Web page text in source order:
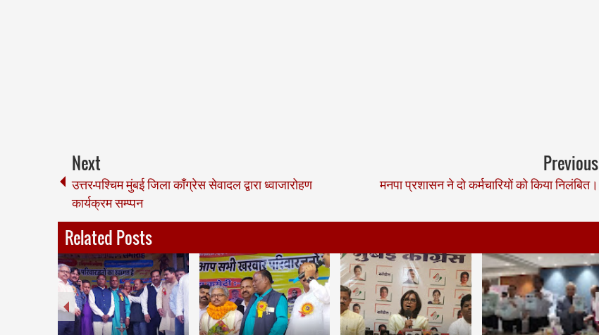
Next
उत्तर-पश्चिम मुंबई जिला काँग्रेस सेवादल द्वारा ध्वाजारोहण
कार्यक्रम सम्प्पन
Previous
मनपा प्रशासन ने दो कर्मचारियों को किया निलंबित।
Related Posts